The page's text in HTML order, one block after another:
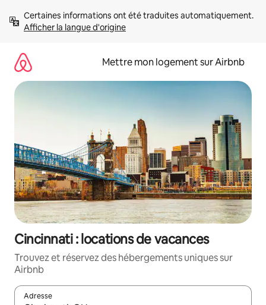
directement
Afficher la langue d'origine
Mettre mon logement sur Airbnb
Cincinnati : locations de vacances
Trouvez et réservez des hébergements uniques sur
Airbnb
Adresse